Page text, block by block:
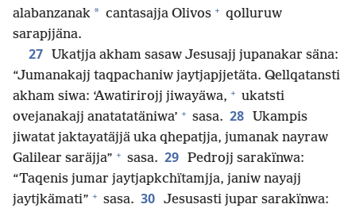
alabanzanak * cantasajja Olivos + qolluruw
sarapjjäna.
27
Ukatjja akham sasaw Jesusajj jupanakar säna:
“Jumanakajj taqpachaniw jaytjapjjetäta. Qellqatansti
akham siwa: ‘Awatirirojj jiwayäwa, + ukatsti
ovejanakajj anatatatäniwa’ + sasa. 28
Ukampis
jiwatat jaktayatäjjä uka qhepatjja, jumanak nayraw
Galilear saräjja” + sasa. 29 Pedrojj sarakïnwa:
“Taqenis jumar jaytjapkchïtamjja, janiw nayajj
jaytjkämati” + sasa. 30 Jesusasti jupar sarakïnwa: